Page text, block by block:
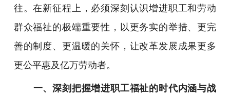
往。在新征程上，必须深刻认识增进职工和劳动
群众福祉的极端重要性，以更务实的举措、更完
善的制度、更温暖的关怀，让改革发展成果更多
更公平惠及亿万劳动者。
一、深刻把握增进职工福祉的时代内涵与战